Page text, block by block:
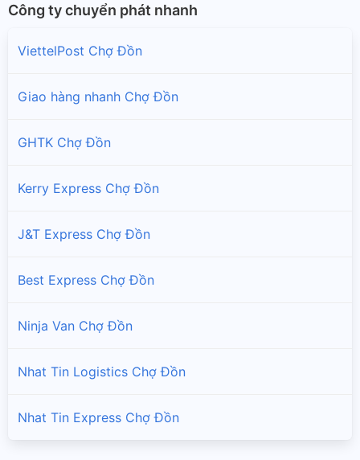
Công ty chuyển phát nhanh
ViettelPost Chợ Đồn
Giao hàng nhanh Chợ Đồn
GHTK Chợ Đồn
Kerry Express Chợ Đồn
J&T Express Chợ Đồn
Best Express Chợ Đồn
Ninja Van Chợ Đồn
Nhat Tin Logistics Chợ Đồn
Nhat Tin Express Chợ Đồn